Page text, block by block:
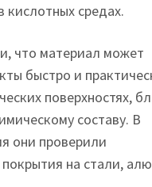
средах.
что материал может
быстро и
поверхностях,
составу. В
они проверили
на стали,